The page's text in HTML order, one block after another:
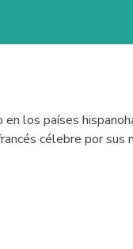
en los países
célebre por